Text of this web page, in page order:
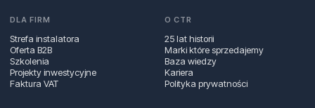
DLA FIRM
Strefa instalatora
Oferta B2B
Szkolenia
Projekty inwestycyjne
Faktura VAT
O CTR
25 lat historii
Marki które sprzedajemy
Baza wiedzy
Kariera
Polityka prywatności